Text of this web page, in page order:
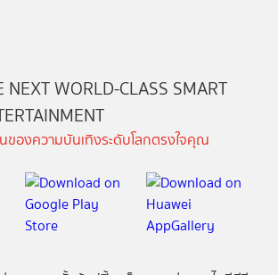
NEXT WORLD-CLASS SMART
ของความบันเทิงระดับโลกตรงใจคุณ